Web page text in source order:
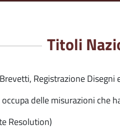
Titoli
Registrazione
delle misurazioni che
Resolution)